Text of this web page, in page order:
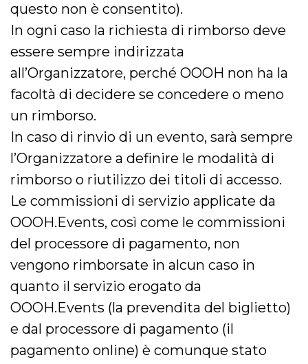
questo non è consentito).
In ogni caso la richiesta di rimborso deve
essere sempre indirizzata
all’Organizzatore, perché OOOH non ha la
facoltà di decidere se concedere o meno
un rimborso.
In caso di rinvio di un evento, sarà sempre
l’Organizzatore a definire le modalità di
rimborso o riutilizzo dei titoli di accesso.
Le commissioni di servizio applicate da
OOOH.Events, così come le commissioni
del processore di pagamento, non
vengono rimborsate in alcun caso in
quanto il servizio erogato da
OOOH.Events (la prevendita del biglietto)
e dal processore di pagamento (il
pagamento online) è comunque stato